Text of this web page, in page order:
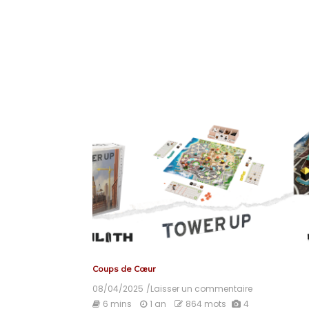
Coups de Cœur
08/04/2025 /Laisser un commentaire
6 mins 1 an 864 mots 4